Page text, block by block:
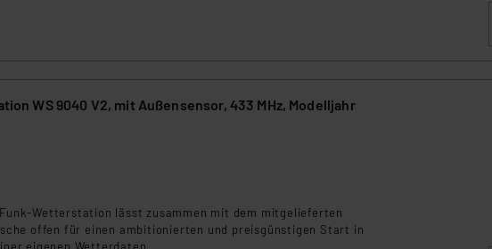
WS 9040 V2, mit Außensensor, 433 MHz, Modelljahr
Wetterstation lässt zusammen mit dem mitgelieferten
offen für einen ambitionierten und preisgünstigen Start in
eigenen Wetterdaten.